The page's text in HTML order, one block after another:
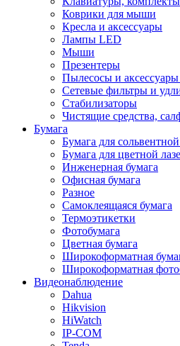
Коврики для мыши
Кресла и аксессуары
Лампы LED
Мыши
Презентеры
Пылесосы и
Сетевые фильтры и
Стабилизаторы
Чистящие средства,
Бумага
Бумага для
Бумага для цветной
Инженерная бумага
Офисная бумага
Разное
Самоклеящаяся бумага
Термоэтикетки
Фотобумага
Цветная бумага
Широкоформатная
Широкоформатная
Видеонаблюдение
Dahua
Hikvision
HiWatch
IP-COM